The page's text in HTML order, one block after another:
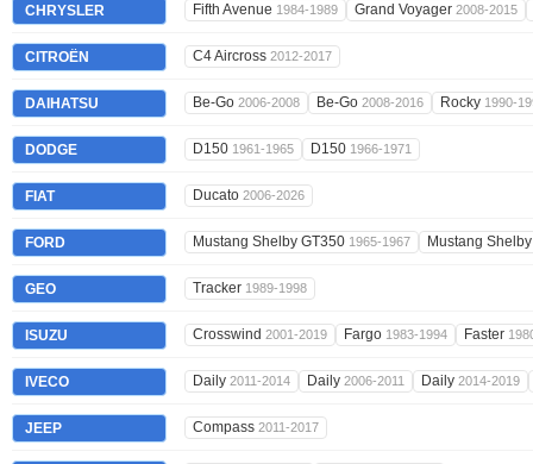
CHRYSLER Fifth Avenue 1984-1989 Grand Voyager 2008-2015
CITROËN C4 Aircross 2012-2017
DAIHATSU Be-Go 2006-2008 Be-Go 2008-2016 Rocky 1990-
DODGE D150 1961-1965 D150 1966-1971
FIAT Ducato 2006-2026
FORD Mustang Shelby GT350 1965-1967 Mustang
GEO Tracker 1989-1998
ISUZU Crosswind 2001-2019 Fargo 1983-1994 Faster
IVECO Daily 2011-2014 Daily 2006-2011 Daily 2014-2019
JEEP Compass 2011-2017